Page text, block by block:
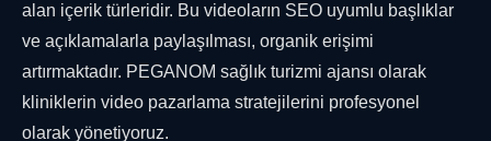
alan içerik türleridir. Bu videoların SEO uyumlu başlıklar
ve açıklamalarla paylaşılması, organik erişimi
artırmaktadır. PEGANOM sağlık turizmi ajansı olarak
kliniklerin video pazarlama stratejilerini profesyonel
olarak yönetiyoruz.